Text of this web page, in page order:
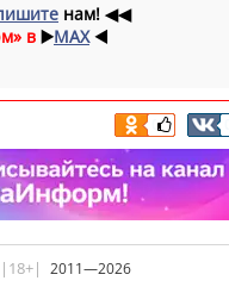
нам! ◀◀
в ▶️MAX ◀️
|18+| 2011—2026